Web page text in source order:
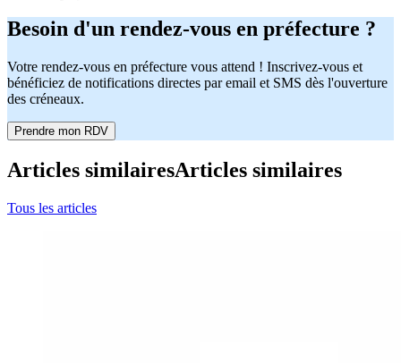
Besoin d'un rendez-vous en préfecture ?
Votre rendez-vous en préfecture vous attend ! Inscrivez-vous et
bénéficiez de notifications directes par email et SMS dès l'ouverture
des créneaux.
Prendre mon RDV
Articles similairesArticles similaires
Tous les articles